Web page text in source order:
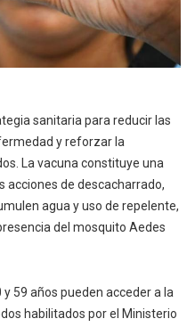
sanitaria para reducir las
y reforzar la
La vacuna constituye una
acciones de descacharrado,
agua y uso de repelente,
del mosquito Aedes
59 años pueden acceder a la
habilitados por el Ministerio